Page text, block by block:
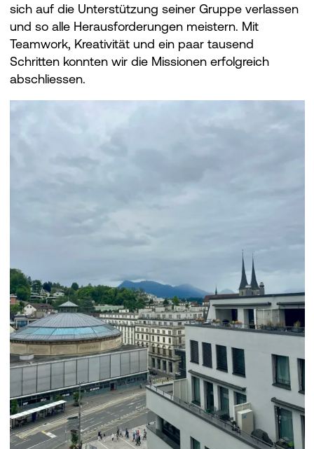
sich auf die Unterstützung seiner Gruppe verlassen
und so alle Herausforderungen meistern. Mit
Teamwork, Kreativität und ein paar tausend
Schritten konnten wir die Missionen erfolgreich
abschliessen.